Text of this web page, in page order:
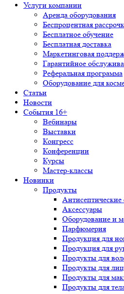
Услуги компании
Аренда оборудования
Беспроцентная
Бесплатное обучение
Бесплатная доставка
Маркетинговая
Гарантийное
Реферальная программа
Оборудование для
Статьи
Новости
События 16+
Вебинары
Выставки
Конгресс
Конференции
Курсы
Мастер-классы
Новинки
Продукты
Антисептические
Аксессуары
Оборудование и
Парфюмерия
Продукция для
Продукция для
Продукты для
Продукты для
Продукты для
Продукты для